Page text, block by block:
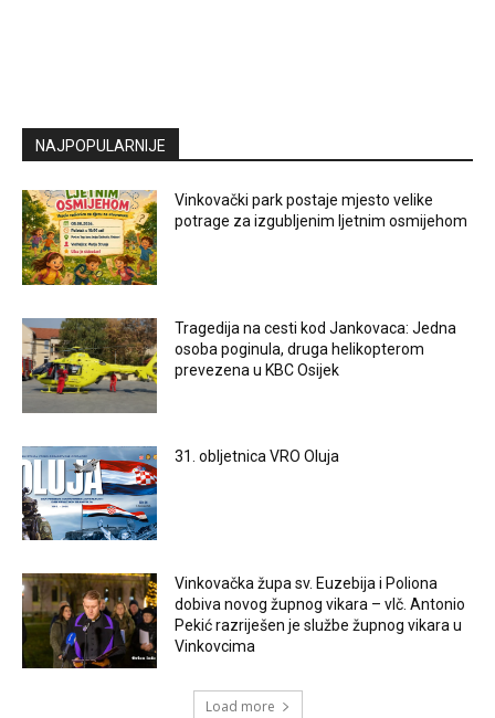
NAJPOPULARNIJE
Vinkovački park postaje mjesto velike
potrage za izgubljenim ljetnim osmijehom
Tragedija na cesti kod Jankovaca: Jedna
osoba poginula, druga helikopterom
prevezena u KBC Osijek
31. obljetnica VRO Oluja
Vinkovačka župa sv. Euzebija i Poliona
dobiva novog župnog vikara – vlč. Antonio
Pekić razriješen je službe župnog vikara u
Vinkovcima
Load more